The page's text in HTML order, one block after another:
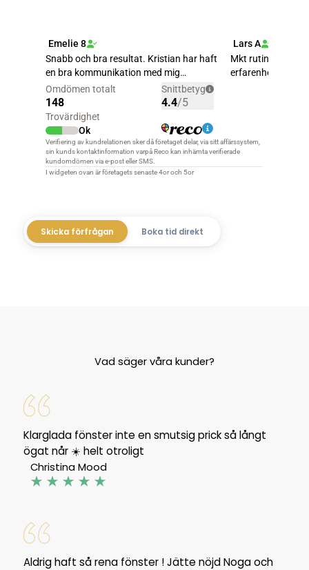
Skicka förfrågan Boka tid direkt
Vad säger våra kunder?
Klarglada fönster inte en smutsig prick så långt
ögat når ☀️ helt otroligt
Christina Mood
Aldrig haft så rena fönster ! Jätte nöjd Noga och